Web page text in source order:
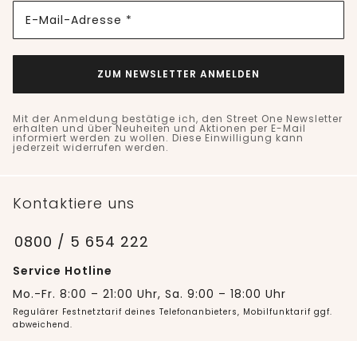
E-Mail-Adresse *
ZUM NEWSLETTER ANMELDEN
Mit der Anmeldung bestätige ich, den Street One Newsletter
erhalten und über Neuheiten und Aktionen per E-Mail
informiert werden zu wollen. Diese Einwilligung kann
jederzeit widerrufen werden.
Kontaktiere uns
0800 / 5 654 222
Service Hotline
Mo.-Fr. 8:00 – 21:00 Uhr, Sa. 9:00 – 18:00 Uhr
Regulärer Festnetztarif deines Telefonanbieters, Mobilfunktarif ggf.
abweichend.